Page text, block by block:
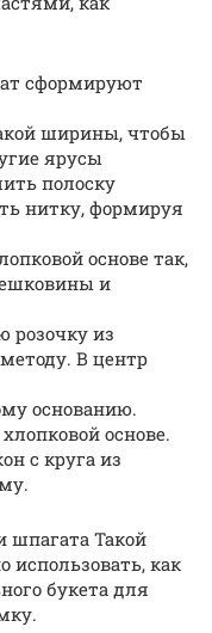
сформируют
ширины, чтобы
ярусы
полоску
нитку, формируя
основе так,
и
розочку из
В центр
основанию.
основе.
с круга из
шпагата Такой
как
букета для